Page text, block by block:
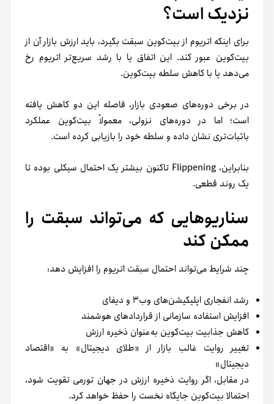
نزدیک است؟
برای اینکه اتریوم از بیت‌کوین سبقت بگیرد، باید ارزش بازار آن از
بیت‌کوین عبور کند. این اتفاق یا با رشد سریع‌تر اتریوم رخ
می‌دهد یا با کاهش سلطه بیت‌کوین.
در برخی دوره‌های صعودی بازار، فاصله این دو کاهش یافته
است؛ اما در دوره‌های نزولی، معمولاً بیت‌کوین عملکرد
باثبات‌تری نشان داده و سلطه خود را بازیابی کرده است.
بنابراین، Flippening تاکنون بیشتر یک احتمال سیکلی بوده تا
یک روند قطعی.
سناریوهایی که می‌تواند سبقت را
ممکن کند
چند شرایط می‌تواند احتمال سبقت اتریوم را افزایش دهد:
رشد انفجاری اپلیکیشن‌های وب۳ و دیفای
افزایش استفاده سازمانی از قراردادهای هوشمند
کاهش جذابیت بیت‌کوین به‌عنوان ذخیره ارزش
تغییر روایت غالب بازار از «طلای دیجیتال» به «اقتصاد
دیجیتال»
در مقابل، اگر روایت ذخیره ارزش در جهان تورمی تقویت شود،
احتمالا بیت‌کوین جایگاه نخست را حفظ خواهد کرد.